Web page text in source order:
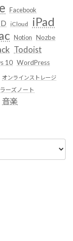
Facebook
iCloud iPad
Notion Nozbe
Todoist
10 WordPress
オンラインストレージ
ーズノート
音楽